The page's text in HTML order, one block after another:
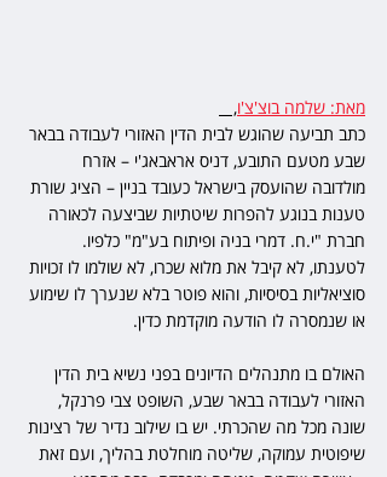
מאת: שלמה בוצ'צ'ו,
כתב תביעה שהוגש לבית הדין האזורי לעבודה בבאר
שבע מטעם התובע, דניס אראבאג'י – אזרח
מולדובה שהועסק בישראל כעובד בניין – הציג שורת
טענות בנוגע להפרות שיטתיות שביצעה לכאורה
חברת "י.ח. דמרי בניה ופיתוח בע"מ" כלפיו.
לטענתו, לא קיבל את מלוא שכרו, לא שולמו לו זכויות
סוציאליות בסיסיות, והוא פוטר בלא שנערך לו שימוע
או שנמסרה לו הודעה מוקדמת כדין.
האולם בו מתנהלים הדיונים בפני נשיא בית הדין
האזורי לעבודה בבאר שבע, השופט צבי פרנקל,
שונה מכל מה שהכרתי. יש בו שילוב נדיר של רצינות
שיפוטית עמוקה, שליטה מוחלטת בהליך, ועם זאת